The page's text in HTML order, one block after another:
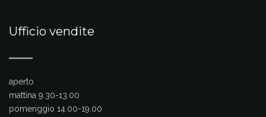
Ufficio vendite
aperto
mattina 9.30-13.00
pomeriggio 14.00-19.00